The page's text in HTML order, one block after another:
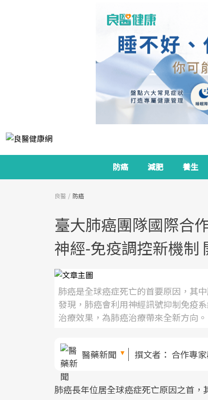
防癌 減肥 養生
良醫 防癌
臺大肺癌團隊國際合
神經-免疫調控新機制
肺癌是全球癌症死亡的首要原因，其
發現，肺癌會利用神經訊號抑制免疫
治療效果，為肺癌治療帶來全新方向。
醫藥新聞 撰文者： 合作專
肺癌長年位居全球癌症死亡原因之首